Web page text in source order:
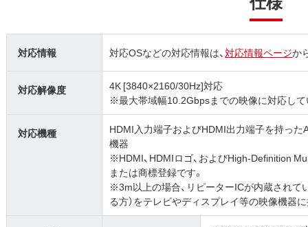
対応情報 対応OSなどの対応情報は、対応情報ページか
対応解像度
4K [3840×2160/30Hz]対応
※最大帯域幅10.2Gbpsまでの映像に対応して
対応機種
HDMI入力端子およびHDMI出力端子を持った
機器
※HDMI、HDMIロゴ、およびHigh-Definition
または商標登録です。
※3m以上の場合、リピーターICが内蔵されて
る方）をテレビやディスプレイ等の映像機器